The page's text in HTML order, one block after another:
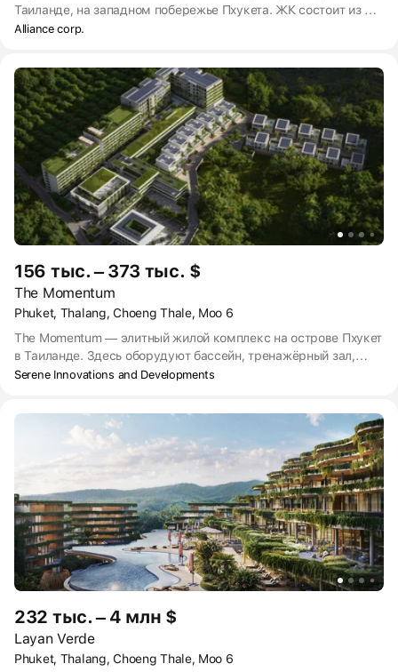
Таиланде, на западном побережье Пхукета. ЖК состоит из 9
корпусов высотой 5–7 этажей. Здесь предусмотрены
апартаменты с 1–3 спальнями. Сдача комплекса
запланирована на IV квартал 2024 года.
Alliance corp.
156 тыс. – 373 тыс. $
The Momentum
Phuket, Thalang, Choeng Thale, Moo 6
The Momentum — элитный жилой комплекс на острове Пхукет
в Таиланде. Здесь оборудуют бассейн, тренажёрный зал,
спа-центр. Покупатели могут приобрести виллы с
Сдать ЖК планируется в III квартале 2027 года. Цены в The
Momentum наиболее выгодные на этапе строительства.
Serene Innovations and Developments
232 тыс. – 4 млн $
Layan Verde
Phuket, Thalang, Choeng Thale, Moo 6